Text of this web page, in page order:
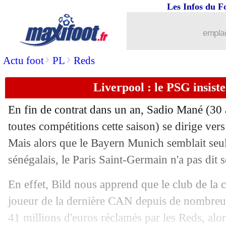
Actu foot> PL > Reds
Les Infos du
Liverpool : le PSG
En fin de contrat dans un an, Sadio Mané (30
toutes compétitions cette saison) se dirige
Mais alors que le Bayern Munich semblait
sénégalais, le Paris Saint-Germain n'a pas dit
En effet, Bild nous apprend que le club de la
joueur de la dernière CAN depuis de
41 millions d'euros réclamés par les Reds,
Bayern
01/06 Real
01/06 Juve: Pogba, ça brûle
01/06 PSG : un gardien définitivement
01/06 Séville: l'OM fixe son prix pour
01/06 Liverpool: Terrier pour remplacer
01/06 Man Utd: Pogba, c'est fini (officiel)
01/06 Valence: Gattuso en approche